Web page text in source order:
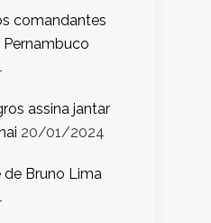
comandantes
assina jantar
20/01/2024
Bruno Lima